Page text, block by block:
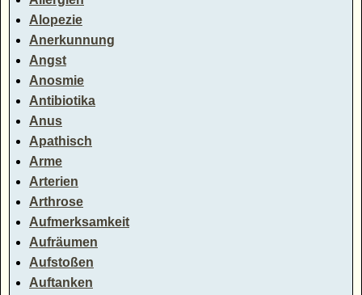
Alopezie
Anerkunnung
Angst
Anosmie
Antibiotika
Anus
Apathisch
Arme
Arterien
Arthrose
Aufmerksamkeit
Aufräumen
Aufstoßen
Auftanken